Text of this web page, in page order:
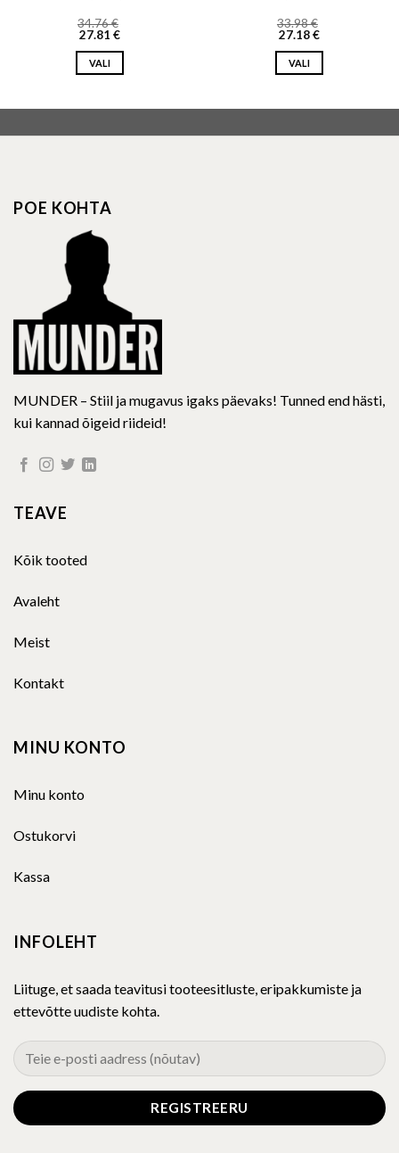
34.76€
27.81 €
VALI
multiple
may
chosen
on
the
product
page
33.98€
27.18€
VALI
multiple
POE KOHTA
MUNDER – Stiil ja mugavus igaks päevaks! Tunned end hästi,
kui kannad õigeid riideid!
TEAVE
Kõik tooted
Avaleht
Meist
Kontakt
MINU KONTO
Minu konto
Ostukorvi
Kassa
INFOLEHT
Liituge, et saada teavitusi tooteesitluste, eripakkumiste ja
ettevõtte uudiste kohta.